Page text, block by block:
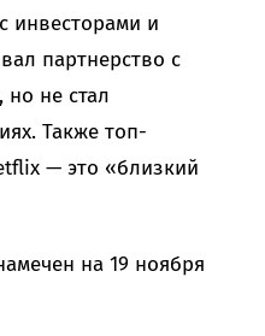
инвесторами и
партнерство с
не стал
Также топ-
— это «близкий
на 19 ноября